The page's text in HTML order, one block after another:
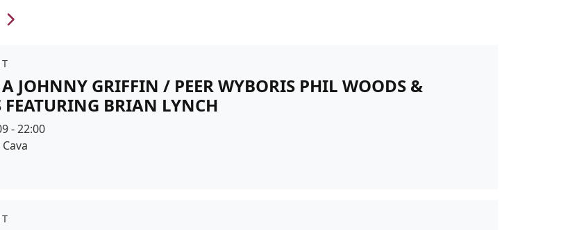
A JOHNNY GRIFFIN / PEER WYBORIS PHIL WOODS &
FEATURING BRIAN LYNCH
- 22:00